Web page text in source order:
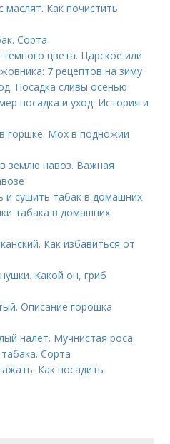
маслят. Как почистить
Сорта
цвета. Царское или
7 рецептов на зиму
Посадка сливы осенью
посадка и уход. История и
горшке. Мох в подножии
землю навоз. Важная
и сушить табак в домашних
табака в домашних
Как избавиться от
Какой он, гриб
Описание горошка
налет. Мучнистая роса
Сорта
Как посадить